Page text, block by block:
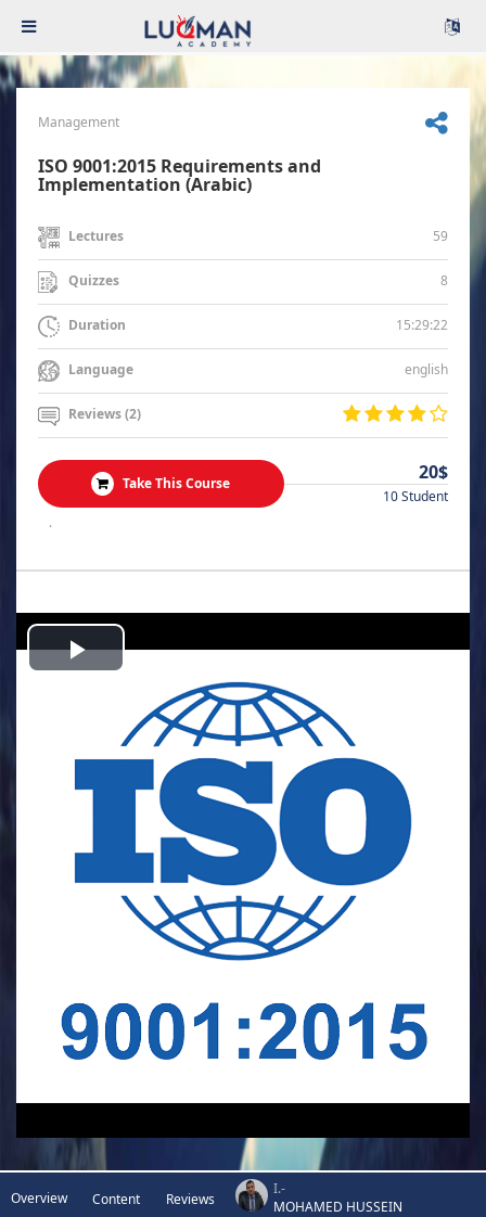
Management
ISO 9001:2015 Requirements and
Implementation (Arabic)
Lectures 59
Quizzes 8
Duration 15:29:22
Language english
Reviews (2)
Take This Course 20$
10 Student
.
Play
Video
Overview Content Reviews
I.-
MOHAMED HUSSEIN